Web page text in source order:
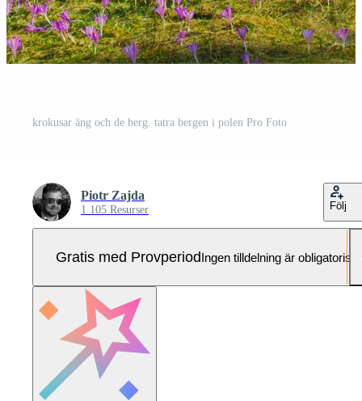
krokusar äng och de berg. tatra bergen i polen Pro Foto
Piotr Zajda
1 105 Resurser Följ
Gratis med ProvperiodIngen tilldelning är obligatorisk